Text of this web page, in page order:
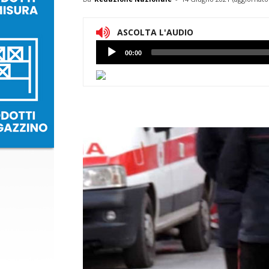
ASCOLTA L'AUDIO
Lettore
Audio
00:00